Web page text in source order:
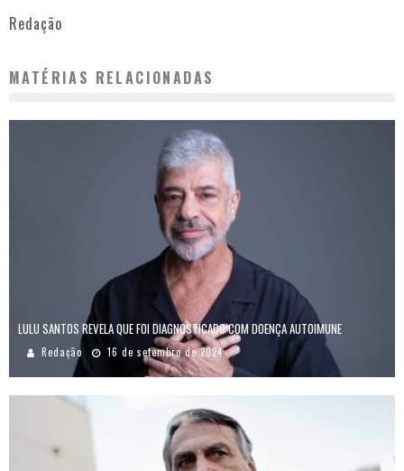
Redação
MATÉRIAS RELACIONADAS
LULU SANTOS REVELA QUE FOI DIAGNOSTICADO COM DOENÇA AUTOIMUNE
Redação 16 de setembro de 2024